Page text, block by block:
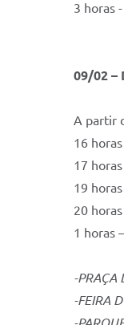
09/02 –
A partir
16
17
19
20
1 horas
-PRAÇA
-FEIRA